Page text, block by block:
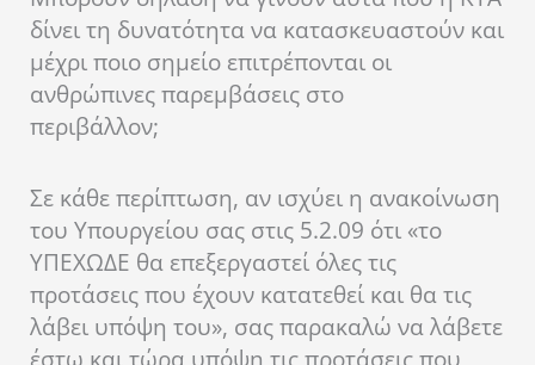
δίνει τη δυνατότητα να κατασκευαστούν και
μέχρι ποιο σημείο επιτρέπονται οι
ανθρώπινες παρεμβάσεις στο
περιβάλλον;
Σε κάθε περίπτωση, αν ισχύει η ανακοίνωση
του Υπουργείου σας στις 5.2.09 ότι «το
ΥΠΕΧΩΔΕ θα επεξεργαστεί όλες τις
προτάσεις που έχουν κατατεθεί και θα τις
λάβει υπόψη του», σας παρακαλώ να λάβετε